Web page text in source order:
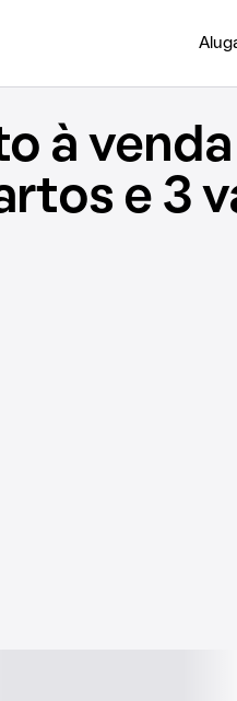
à
e 3